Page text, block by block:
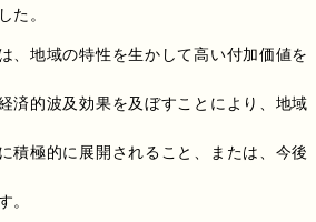
た。
、地域の特性を生かして高い付加価値を
済的波及効果を及ぼすことにより、地域
積極的に展開されること、または、今後
。